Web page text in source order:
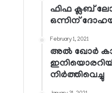
ഫിഫ ക്ലബ്
ഒന്നിന്
February 1, 2021
അല്‍ ഖോര്‍
നിര്‍ത്തിവെച്ചു